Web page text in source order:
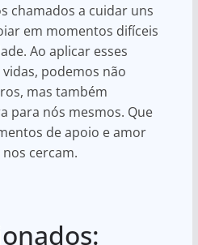
chamados a cuidar uns
em momentos difíceis
Ao aplicar esses
podemos não
mas também
para nós mesmos. Que
de apoio e amor
cercam.